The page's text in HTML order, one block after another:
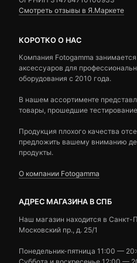
Смотреть отзывы в Я.Маркете
КОРОТКО О НАС
Компания Fotogamma
аксессуаров для
оборудования с 2010 года.
В нашем ассортименте
товары, прошедшие
Продукция плохого качества
предложить вашему вниманию
продукты.
О компании Fotogamma
АДРЕС МАГАЗИНА В СПБ
Наш магазин находится в Санкт-
Московский пр., д. 25/1
Понедельник-пятница 11:00 —